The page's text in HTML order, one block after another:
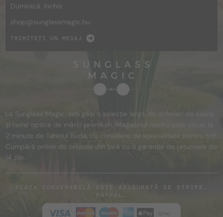
Duminică: închis
shop@sunglassmagic.hu
TRIMITEȚI UN MESAJ
La Sunglass Magic, veți găsi o selecție largă de ochelari de soare
și rame optice de mărci premium. Magazinul nostru este situat la
2 minute de Tunelul Buda, cu consiliere de specialitate pentru toți.
Cumpără online de oriunde din țară cu o garanție de returnare de
14 zile.
PLATA CONVENABILĂ ESTE ASIGURATĂ DE STRIPE,
PAYPAL.